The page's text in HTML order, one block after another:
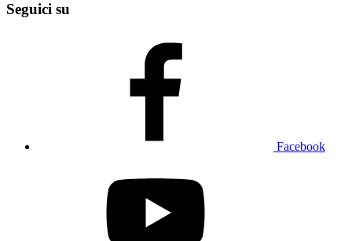
Seguici su
Facebook